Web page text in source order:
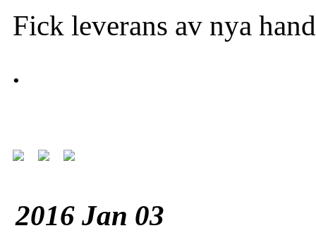
Fick leverans av nya
.
2016 Jan 03